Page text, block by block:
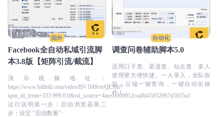
国外
Facebook全自动私域引流脚
本3.8版【矩阵引流/截流】
演示视频地址：
https://www.bilibili.com/video/BV1H8vieQEAh/?
spm_id_from=333.999.0.0&vd_source=4aee1ef09912caa8d43d32967d5035a3
运行说明第一步：启动浏览器第二
步：设定 “启动数量”···
自动化
调查问卷辅助脚本5.0
适用口子查、渠道查、站点查、多人
使用更方便快捷。一人录入，全队收
益。云端一键查询，一键自动化操
作！